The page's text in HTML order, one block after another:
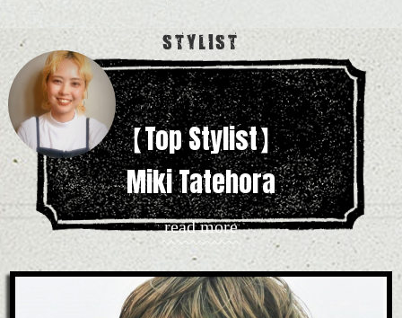
STYLIST
【Top Stylist】
Miki Tatehora
read more